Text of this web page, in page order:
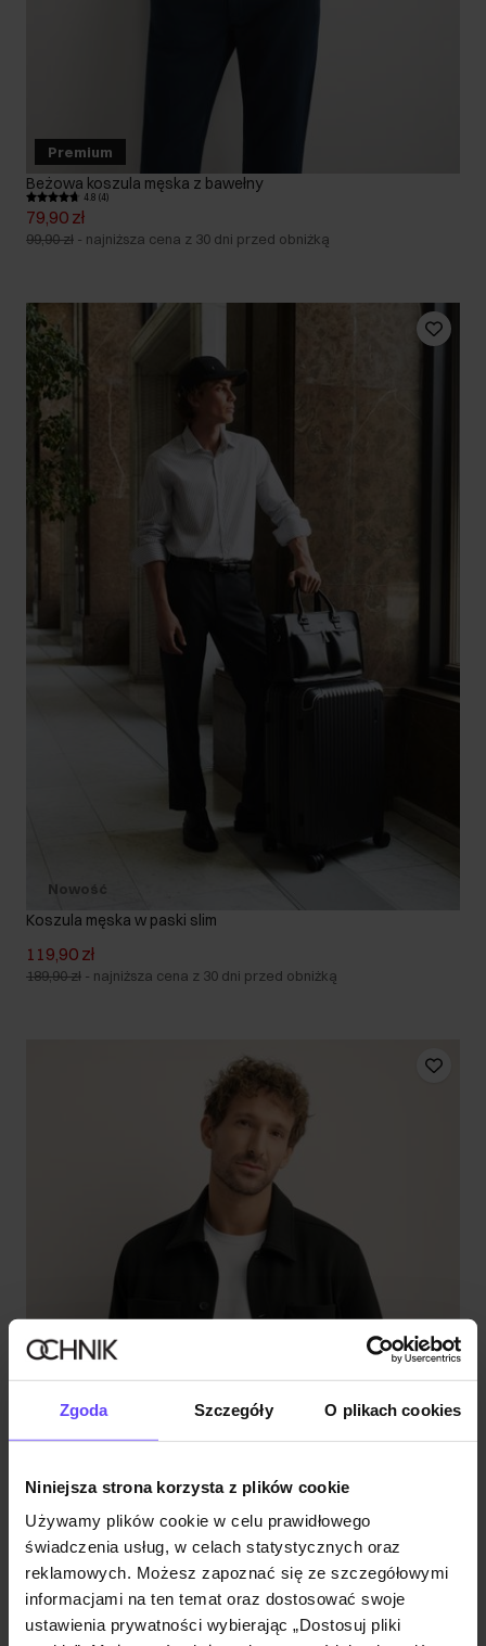
Zgoda Szczegóły O plikach cookies
Niniejsza strona korzysta z plików cookie
Używamy plików cookie w celu prawidłowego
świadczenia usług, w celach statystycznych oraz
reklamowych. Możesz zapoznać się ze szczegółowymi
informacjami na ten temat oraz dostosować swoje
ustawienia prywatności wybierając „Dostosuj pliki
Premium
Beżowa koszula męska z bawełny
4.8 (4)
79,90 zł
99,90 zł - najniższa cena z 30 dni przed obniżką
Nowość
Koszula męska w paski slim
119,90 zł
189,90 zł - najniższa cena z 30 dni przed obniżką
Nowość NEW20